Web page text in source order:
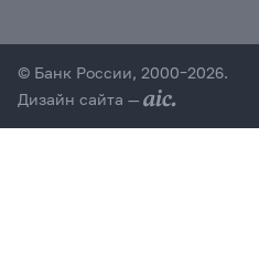
© Банк России, 2000–2026.
Дизайн сайта —